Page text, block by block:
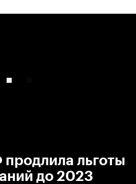
льготы
до 2023